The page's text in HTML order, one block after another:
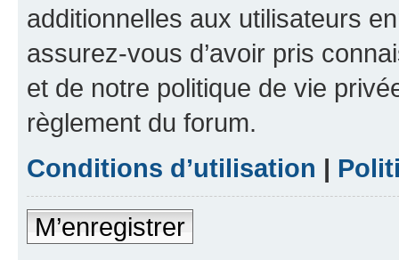
additionnelles aux utilisateurs
assurez-vous d’avoir pris
et de notre politique de vie
règlement du forum.
Conditions d’utilisation |
M’enregistrer